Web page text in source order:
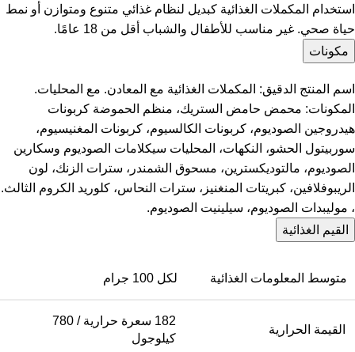
استخدام المكملات الغذائية كبديل لنظام غذائي متنوع ومتوازن أو نمط
حياة صحي. غير مناسب للأطفال والشباب أقل من 18 عامًا.
مكونات
اسم المنتج الدقيق: المكملات الغذائية مع المعادن. مع المحليات.
المكونات: محمض حامض الستريك، منظم الحموضة كربونات
هيدروجين الصوديوم، كربونات الكالسيوم، كربونات المغنيسيوم،
سوربيتول الحشو، النكهات، المحليات سيكلامات الصوديوم وسكارين
الصوديوم، مالتوديكسترين، مسحوق الشمندر، سترات الزنك، لون
الريبوفلافين، كبريتات المنغنيز، سترات النحاس، كلوريد الكروم الثالث.
، موليبدات الصوديوم، سيلينيت الصوديوم.
القيم الغذائية
متوسط ​​المعلومات الغذائية لكل 100 جرام
القيمة الحرارية
182 سعرة حرارية / 780
كيلوجول